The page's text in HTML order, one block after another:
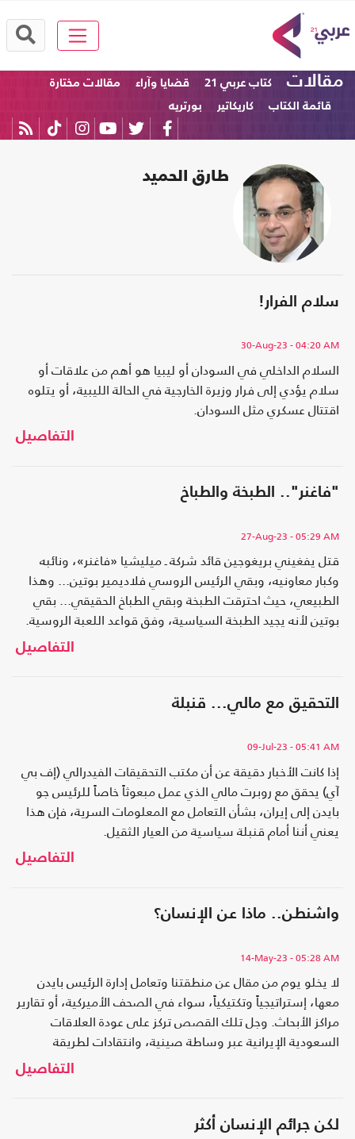
مقالات كتاب عربي 21 قضايا وآراء
مقالات مختارة
قائمة الكتاب
كاريكاتير بورتريه
طارق الحميد
سلام الفرار!
30-Aug-23 - 04:20 AM
السلام الداخلي في السودان أو ليبيا هو أهم من علاقات أو
سلام يؤدي إلى فرار وزيرة الخارجية في الحالة الليبية، أو يتلوه
اقتتال عسكري مثل السودان.
التفاصيل
"فاغنر".. الطبخة والطباخ
27-Aug-23 - 05:29 AM
قتل يفغيني بريغوجين قائد شركة ـ ميليشيا «فاغنر»، ونائبه
وكبار معاونيه، وبقي الرئيس الروسي فلاديمير بوتين... وهذا
الطبيعي، حيث احترقت الطبخة وبقي الطباخ الحقيقي... بقي
بوتين لأنه يجيد الطبخة السياسية، وفق قواعد اللعبة الروسية.
التفاصيل
التحقيق مع مالي... قنبلة
09-Jul-23 - 05:41 AM
إذا كانت الأخبار دقيقة عن أن مكتب التحقيقات الفيدرالي (إف بي
آي) يحقق مع روبرت مالي الذي عمل مبعوثاً خاصاً للرئيس جو
بايدن إلى إيران، بشأن التعامل مع المعلومات السرية، فإن هذا
يعني أننا أمام قنبلة سياسية من العيار الثقيل.
التفاصيل
واشنطن.. ماذا عن الإنسان؟
14-May-23 - 05:28 AM
لا يخلو يوم من مقال عن منطقتنا وتعامل إدارة الرئيس بايدن
معها، إستراتيجياً وتكتيكياً، سواء في الصحف الأميركية، أو تقارير
مراكز الأبحاث. وجل تلك القصص تركز على عودة العلاقات
السعودية الإيرانية عبر وساطة صينية، وانتقادات لطريقة
التفاصيل
لكن جرائم الإنسان أكثر